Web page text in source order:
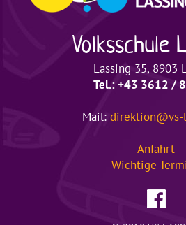
Volksschule
Lassing 35, 8903
Tel.: +43 3612 /
Mail: direktion@vs-
Anfahrt
Wichtige